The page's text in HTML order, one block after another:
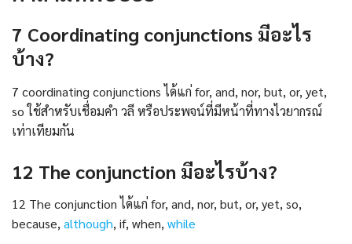
7 Coordinating conjunctions มีอะไร
บ้าง?
7 coordinating conjunctions ได้แก่ for, and, nor, but, or, yet,
so ใช้สำหรับเชื่อมคำ วลี หรือประพจน์ที่มีหน้าที่ทางไวยากรณ์
เท่าเทียมกัน
12 The conjunction มีอะไรบ้าง?
12 The conjunction ได้แก่ for, and, nor, but, or, yet, so,
because,although, if, when,while